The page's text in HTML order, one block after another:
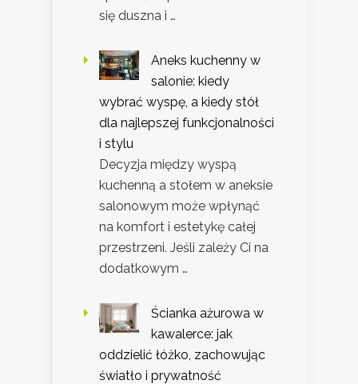
się duszna i …
Aneks kuchenny w
salonie: kiedy
wybrać wyspę, a kiedy stół
dla najlepszej funkcjonalności
i stylu
Decyzja między wyspą
kuchenną a stołem w aneksie
salonowym może wpłynąć
na komfort i estetykę całej
przestrzeni. Jeśli zależy Ci na
dodatkowym …
Ścianka ażurowa w
kawalerce: jak
oddzielić łóżko, zachowując
światło i prywatność